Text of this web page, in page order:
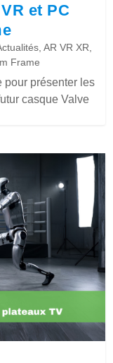
et PC
,AR VR XR
Frame
pour présenter les
casque Valve